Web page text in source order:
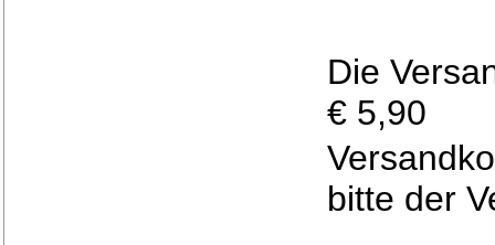
Die
€ 5,90
bitte der